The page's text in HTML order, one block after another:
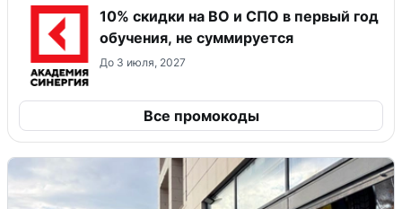
10% скидки на ВО и СПО в первый год
обучения, не суммируется
До 3 июля, 2027
Все промокоды